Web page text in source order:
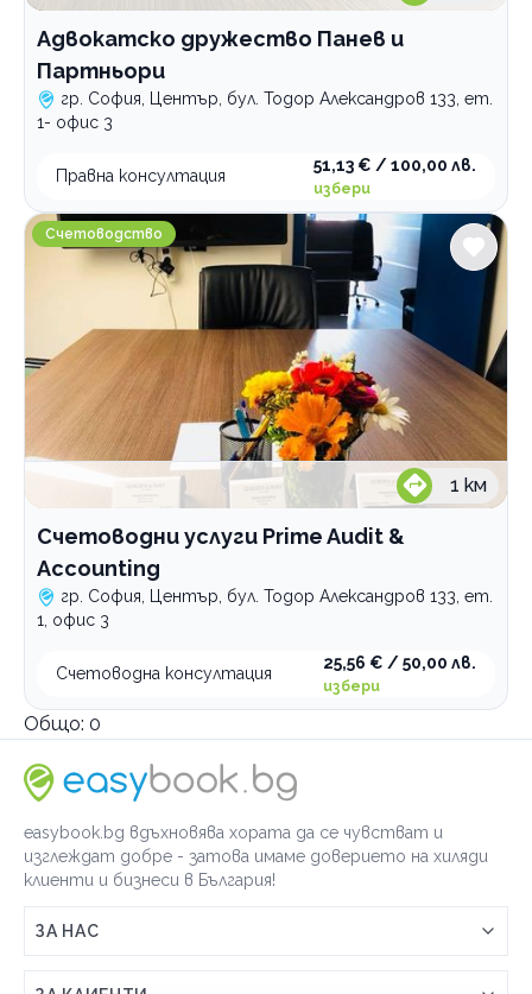
Адвокатско дружество Панев и
Партньори
гр. София, Център, бул. Тодор Александров 133, ет.
1- офис 3
Правна консултация
51,13 € / 100,00 лв.
избери
Счетоводни услуги Prime Audit & Accounting
Счетоводство
1 км
Счетоводни услуги Prime Audit &
Accounting
гр. София, Център, бул. Тодор Александров 133, ет.
1, офис 3
Счетоводна консултация
25,56 € / 50,00 лв.
избери
Общо: 0
easybook.bg вдъхновява хората да се чувстват и
изглеждат добре - затова имаме доверието на хиляди
клиенти и бизнеси в България!
ЗА НАС
Връзка с easybook.bg